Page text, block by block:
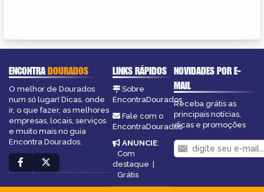
ENCONTRADOURADOS
O melhor de Dourados
num só lugar! Dicas, onde
ir, o que fazer, as melhores
empresas, locais, serviços
e muito mais no guia
Encontra Dourados.
LINKS RÁPIDOS
Sobre
EncontraDourados
Fale com o
EncontraDourados
ANUNCIE:
Com
destaque |
Grátis
NOVIDADES POR E-
MAIL
Receba grátis as
principais notícias,
dicas e promoções